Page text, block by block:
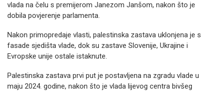
vlada na čelu s premijerom Janezom Janšom, nakon što je
dobila povjerenje parlamenta.
Nakon primopredaje vlasti, palestinska zastava uklonjena je s
fasade sjedišta vlade, dok su zastave Slovenije, Ukrajine i
Evropske unije ostale istaknute.
Palestinska zastava prvi put je postavljena na zgradu vlade u
maju 2024. godine, nakon što je vlada lijevog centra bivšeg